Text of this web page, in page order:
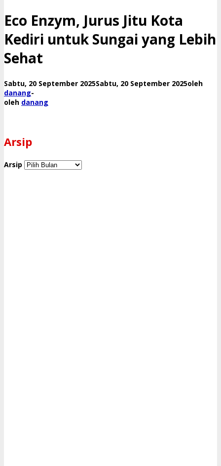
Eco Enzym, Jurus Jitu Kota
Kediri untuk Sungai yang Lebih
Sehat
Sabtu, 20 September 2025Sabtu, 20 September 2025oleh
danang-
oleh danang
Arsip
Arsip